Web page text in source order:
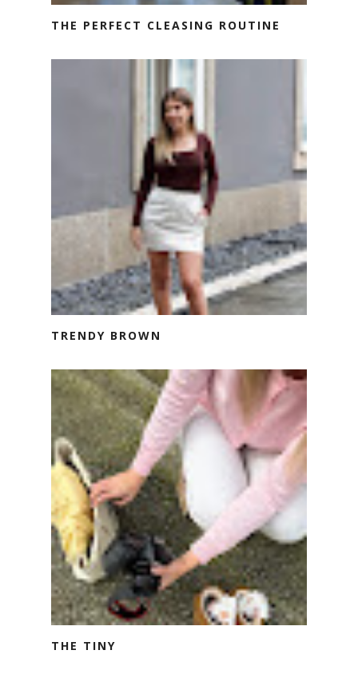
THE PERFECT CLEASING ROUTINE
TRENDY BROWN
THE TINY